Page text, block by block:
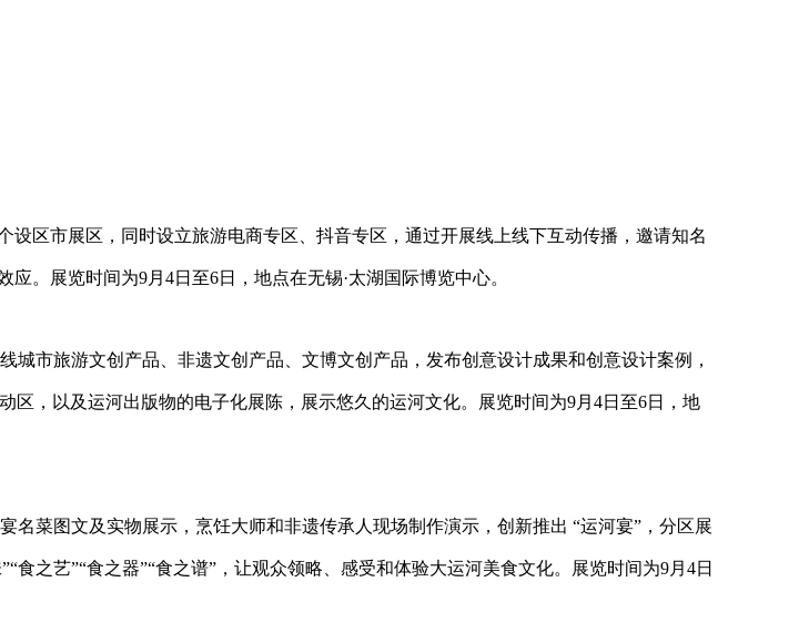
设区市展区，同时设立旅游电商专区、抖音专区，通过开展线上线下互动传播，邀请知名
应。展览时间为9月 4日至6日，地点在无锡·太湖国际博览中心。
城市旅游文创产品、非遗文创产品、文博文创产品，发布创意设计成果和创意设计案例，
区，以及运河出版物的电子化展陈，展示悠久的运河文化。展览时间为9月 4日至6日，地
名菜图文及实物展示，烹饪大师和非遗传承人现场制作演示，创新推出 “运河宴” ，分区展
”“食之艺”“食之器”“食之谱” ，让观众领略、感受和体验大运河美食文化。展览时间为9月 4日